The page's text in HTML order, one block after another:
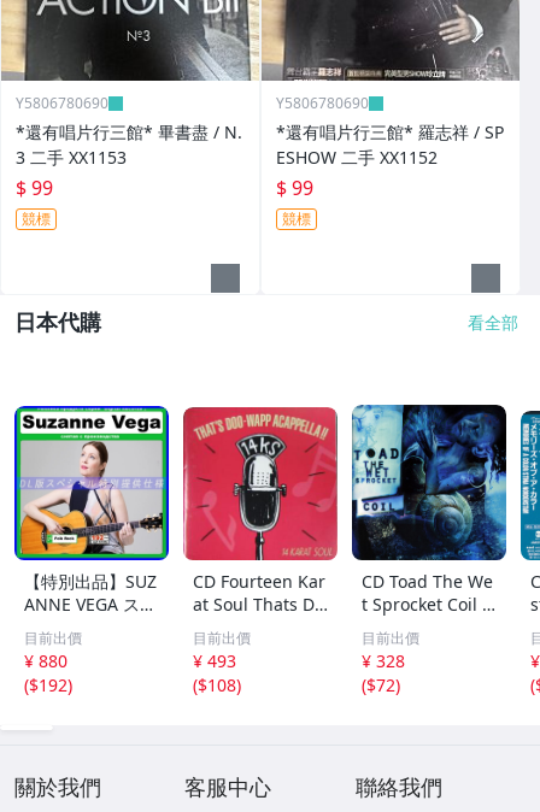
Y5806780690
*還有唱片行三館* 畢書盡 / N.
3 二手 XX1153
$ 99
競標
Y5806780690
*還有唱片行三館* 羅志祥 / SP
ESHOW 二手 XX1152
$ 99
競標
日本代購 看全部
【特別出品】SUZ
ANNE VEGA スザ
ンヌ・ヴェガ 精
選集 100歌 音楽D
L(MP3CD)☆
目前出價
¥ 880
($192)
CD Fourteen Kar
at Soul Thats Do
o-Wapp Acappel
la PCCY00374 Ca
nyon Internatio
nal /00110
目前出價
¥ 493
($108)
CD Toad The We
t Sprocket Coil C
K67862 Columbi
a /00110
目前出價
¥ 328
($72)
(
關於我們 客服中心 聯絡我們